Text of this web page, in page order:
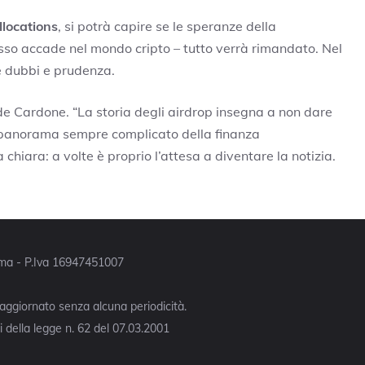
, si potrà capire se le speranze della
accade nel mondo cripto – tutto verrà rimandato. Nel
dubbi e prudenza.
Cardone. “La storia degli airdrop insegna a non dare
sempre complicato della finanza
a volte è proprio l’attesa a diventare la notizia.
- P.Iva 16947451007
senza alcuna periodicità.
legge n. 62 del 07.03.2001